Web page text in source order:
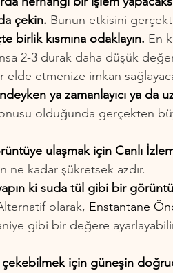
çekin. Bunun etkisini
birlik kısmına odaklayın. En
2-3 durak daha düşük
etmenize imkan
ya zamanlayıcı ya da
olduğunda gerçekten
ulaşmak için Canlı
ne kadar şükretsek azdır.
ki suda tül gibi bir
olarak, Enstantane
gibi bir değere
için güneşin